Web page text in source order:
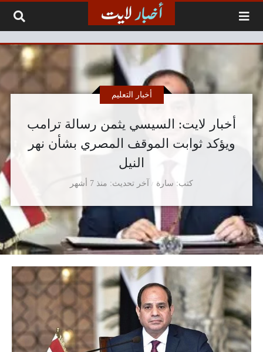
أخبار لايت: السيسي يثمن رسالة ترامب
ويؤكد ثوابت الموقف المصري بشأن نهر
النيل
كتب سارة
أخبار التعليم
آخر تحديث منذ 7 أشهر